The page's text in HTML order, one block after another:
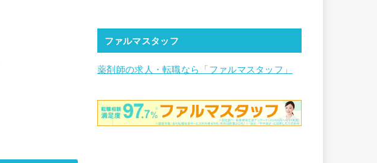
ファルマスタッフ
薬剤師の求人・転職なら「ファルマスタッフ」